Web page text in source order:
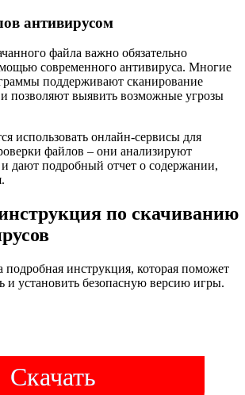
антивирусом
файла важно обязательно
современного антивируса. Многие
поддерживают сканирование
позволяют выявить возможные угрозы
использовать онлайн-сервисы для
файлов – они анализируют
и дают подробный отчет о содержании,
по скачиванию
подробная инструкция, которая поможет
и установить безопасную версию игры.
Скачать